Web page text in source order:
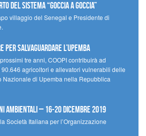
DEL SISTEMA “GOCCIA A GOCCIA”
villaggio del Senegal e Presidente di
per salvaguardare l’Upemba
tre anni, COOPI contribuirà ad
agricoltori e allevatori vulnerabili delle
Nazionale di Upemba nella Repubblica
Ambientali – 16-20 Dicembre 2019
Società Italiana per l’Organizzazione